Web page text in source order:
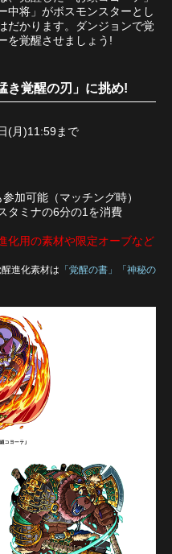
中将」がボスモンスターとし
だかります。ダンジョンで覚
を覚醒させましょう!
き覚醒の刃」に挑め!
(月)11:59まで
加可能（マッチング時）
タミナの6分の1を消費
化用の素材や限定オーブなど
進化素材は 「覚醒の書」「神秘の